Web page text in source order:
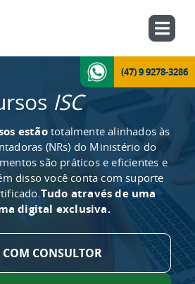
(47) 9 9278-3286
ISC
estãototalmente alinhados às
(NRs) do Ministério do
são práticos e eficientes e
disso você conta com suporte
Tudo através de uma
digital exclusiva.
COM CONSULTOR